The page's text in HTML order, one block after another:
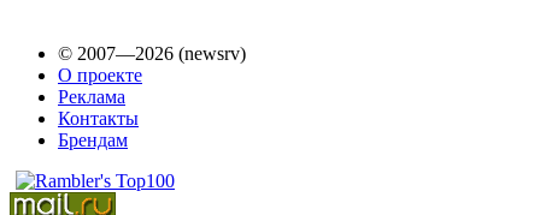
© 2007—2026 (newsrv)
О проекте
Реклама
Контакты
Брендам